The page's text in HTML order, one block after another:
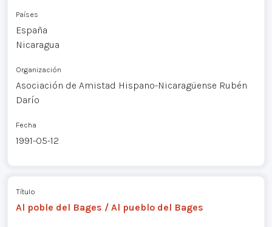
Países
España
Nicaragua
Organización
Asociación de Amistad Hispano-Nicaragüense Rubén
Darío
Fecha
1991-05-12
Título
Al poble del Bages / Al pueblo del Bages